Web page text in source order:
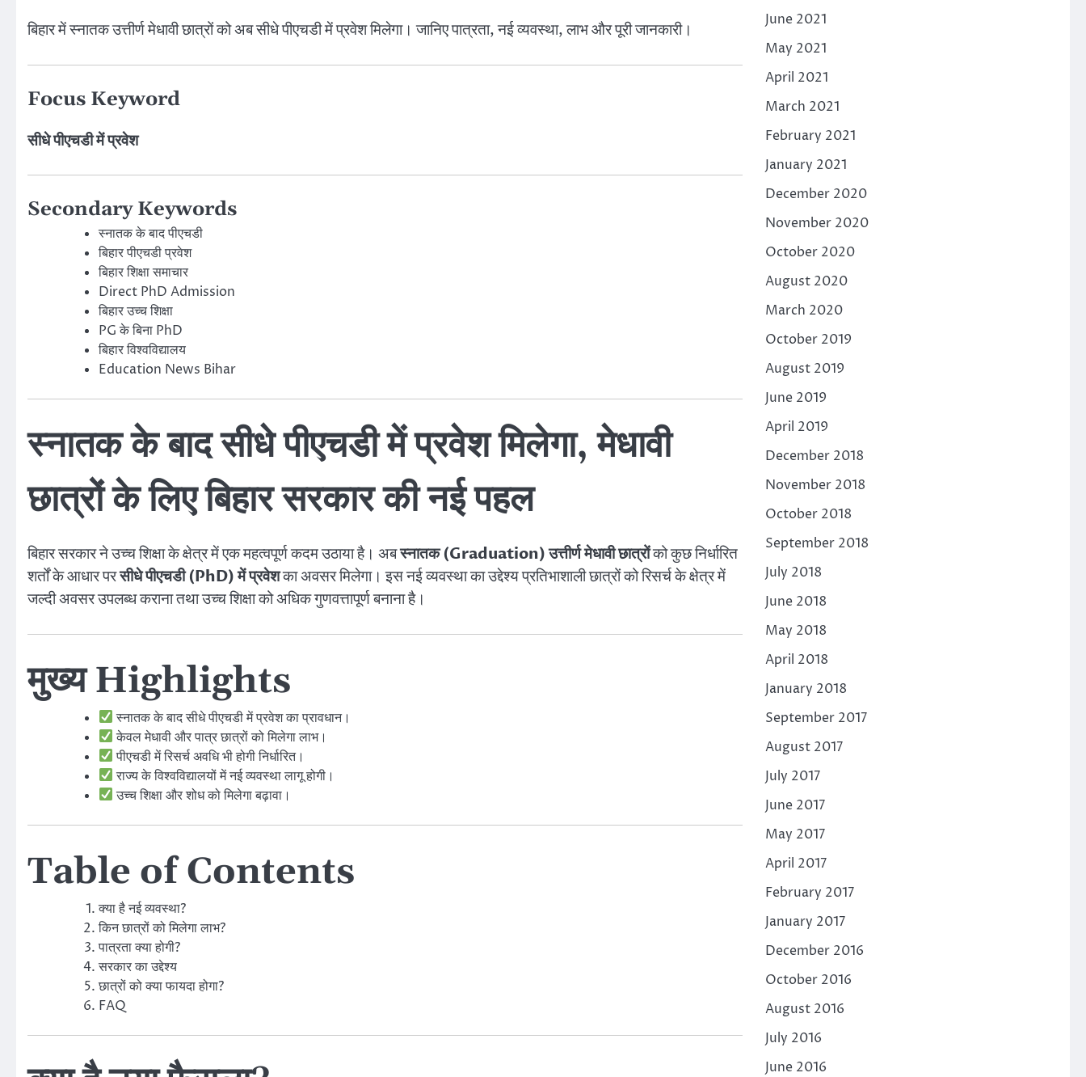
बिहार में स्नातक उत्तीर्ण मेधावी छात्रों को अब सीधे पीएचडी में प्रवेश मिलेगा। जानिए पात्रता, नई व्यवस्था, लाभ और पूरी जानकारी।
Focus Keyword
सीधे पीएचडी में प्रवेश
Secondary Keywords
स्नातक के बाद पीएचडी
बिहार पीएचडी प्रवेश
बिहार शिक्षा समाचार
Direct PhD Admission
बिहार उच्च शिक्षा
PG के बिना PhD
बिहार विश्वविद्यालय
Education News Bihar
स्नातक के बाद सीधे पीएचडी में प्रवेश मिलेगा, मेधावी
छात्रों के लिए बिहार सरकार की नई पहल
बिहार सरकार ने उच्च शिक्षा के क्षेत्र में एक महत्वपूर्ण कदम उठाया है। अबस्नातक (Graduation) उत्तीर्ण मेधावी छात्रोंको कुछ निर्धारित
शर्तों के आधार परसीधे पीएचडी (PhD) में प्रवेशका अवसर मिलेगा। इस नई व्यवस्था का उद्देश्य प्रतिभाशाली छात्रों को रिसर्च के क्षेत्र में
जल्दी अवसर उपलब्ध कराना तथा उच्च शिक्षा को अधिक गुणवत्तापूर्ण बनाना है।
मुख्य Highlights
स्नातक के बाद सीधे पीएचडी में प्रवेश का प्रावधान।
केवल मेधावी और पात्र छात्रों को मिलेगा लाभ।
पीएचडी में रिसर्च अवधि भी होगी निर्धारित।
राज्य के विश्वविद्यालयों में नई व्यवस्था लागू होगी।
उच्च शिक्षा और शोध को मिलेगा बढ़ावा।
Table of Contents
क्या है नई व्यवस्था?
किन छात्रों को मिलेगा लाभ?
पात्रता क्या होगी?
सरकार का उद्देश्य
छात्रों को क्या फायदा होगा?
FAQ
June 2021
May 2021
April 2021
March 2021
February 2021
January 2021
December 2020
November 2020
October 2020
August 2020
March 2020
October 2019
August 2019
June 2019
April 2019
December 2018
November 2018
October 2018
September 2018
July 2018
June 2018
May 2018
April 2018
January 2018
September 2017
August 2017
July 2017
June 2017
May 2017
April 2017
February 2017
January 2017
December 2016
October 2016
August 2016
July 2016
June 2016